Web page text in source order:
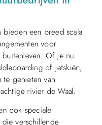
een breed scala
voor
buitenleven. Of je nu
of jetskiën,
genieten van
rivier de Waal.
ook speciale
die verschillende